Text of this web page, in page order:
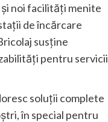
noi facilități menite
de încărcare
susține
pentru servicii
soluții complete
în special pentru